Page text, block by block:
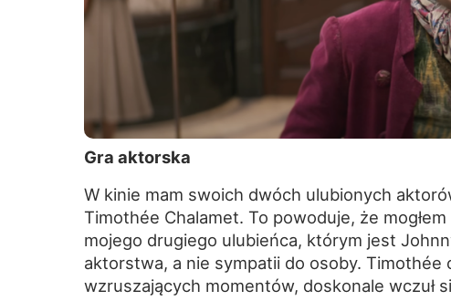
Gra aktorska
W kinie mam swoich dwóch ulubionych
Timothée Chalamet. To powoduje, że
mojego drugiego ulubieńca, którym jest
aktorstwa, a nie sympatii do osoby. Timothée
wzruszających momentów, doskonale wczuł